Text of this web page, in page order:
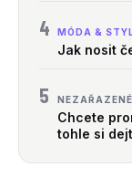
4 MÓDA & STYL
Jak nosit
5 NEZAŘAZENÉ
Chcete
tohle si